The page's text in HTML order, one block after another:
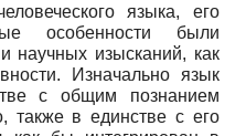
языка, его
особенности были
научных изысканий, как
Изначально язык
с общим познанием
также в единстве с его